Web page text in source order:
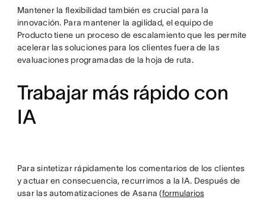
Mantener la flexibilidad también es crucial para la
innovación. Para mantener la agilidad, el equipo de
Producto tiene un proceso de escalamiento que les permite
acelerar las soluciones para los clientes fuera de las
evaluaciones programadas de la hoja de ruta.
Trabajar más rápido con
IA
Para sintetizar rápidamente los comentarios de los clientes
y actuar en consecuencia, recurrimos a la IA. Después de
usar las automatizaciones de Asana (formularios